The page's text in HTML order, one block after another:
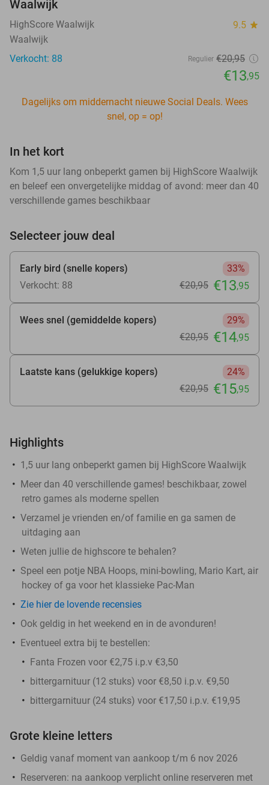
Waalwijk
HighScore Waalwijk 9.5 star
Waalwijk
Verkocht: 88
Regulier €20,95
€13,95
Dagelijks om middernacht nieuwe Social Deals. Wees
snel, op = op!
In het kort
Kom 1,5 uur lang onbeperkt gamen bij HighScore Waalwijk
en beleef een onvergetelijke middag of avond: meer dan 40
verschillende games beschikbaar
Selecteer jouw deal
Early bird (snelle kopers)
33%
Verkocht: 88
€20,95 €13,95
Wees snel (gemiddelde kopers)
29%
€20,95 €14,95
Laatste kans (gelukkige kopers)
24%
€20,95 €15,95
Highlights
1,5 uur lang onbeperkt gamen bij HighScore Waalwijk
Meer dan 40 verschillende games! beschikbaar, zowel
retro games als moderne spellen
Verzamel je vrienden en/of familie en ga samen de
uitdaging aan
Weten jullie de highscore te behalen?
Speel een potje NBA Hoops, mini-bowling, Mario Kart, air
hockey of ga voor het klassieke Pac-Man
Zie hier de lovende recensies
Ook geldig in het weekend en in de avonduren!
Eventueel extra bij te bestellen:
Fanta Frozen voor €2,75 i.p.v €3,50
bittergarnituur (12 stuks) voor €8,50 i.p.v. €9,50
bittergarnituur (24 stuks) voor €17,50 i.p.v. €19,95
Grote kleine letters
Geldig vanaf moment van aankoop t/m 6 nov 2026
Reserveren: na aankoop verplicht online reserveren met